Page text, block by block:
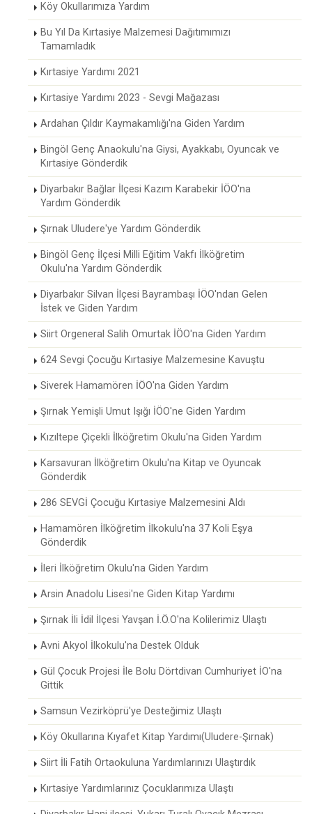
Köy Okullarımıza Yardım
Bu Yıl Da Kırtasiye Malzemesi Dağıtımımızı
Tamamladık
Kırtasiye Yardımı 2021
Kırtasiye Yardımı 2023 - Sevgi Mağazası
Ardahan Çıldır Kaymakamlığı'na Giden Yardım
Bingöl Genç Anaokulu'na Giysi, Ayakkabı, Oyuncak ve
Kırtasiye Gönderdik
Diyarbakır Bağlar İlçesi Kazım Karabekir İÖO'na
Yardım Gönderdik
Şırnak Uludere'ye Yardım Gönderdik
Bingöl Genç İlçesi Milli Eğitim Vakfı İlköğretim
Okulu'na Yardım Gönderdik
Diyarbakır Silvan İlçesi Bayrambaşı İÖO'ndan Gelen
İstek ve Giden Yardım
Siirt Orgeneral Salih Omurtak İÖO'na Giden Yardım
624 Sevgi Çocuğu Kırtasiye Malzemesine Kavuştu
Siverek Hamamören İÖO'na Giden Yardım
Şırnak Yemişli Umut Işığı İÖO'ne Giden Yardım
Kızıltepe Çiçekli İlköğretim Okulu'na Giden Yardım
Karsavuran İlköğretim Okulu'na Kitap ve Oyuncak
Gönderdik
286 SEVGİ Çocuğu Kırtasiye Malzemesini Aldı
Hamamören İlköğretim İlkokulu'na 37 Koli Eşya
Gönderdik
İleri İlköğretim Okulu'na Giden Yardım
Arsin Anadolu Lisesi'ne Giden Kitap Yardımı
Şırnak İli İdil İlçesi Yavşan İ.Ö.O'na Kolilerimiz Ulaştı
Avni Akyol İlkokulu'na Destek Olduk
Gül Çocuk Projesi İle Bolu Dörtdivan Cumhuriyet İO'na
Gittik
Samsun Vezirköprü'ye Desteğimiz Ulaştı
Köy Okullarına Kıyafet Kitap Yardımı(Uludere-Şırnak)
Siirt İli Fatih Ortaokuluna Yardımlarınızı Ulaştırdık
Kırtasiye Yardımlarınız Çocuklarımıza Ulaştı